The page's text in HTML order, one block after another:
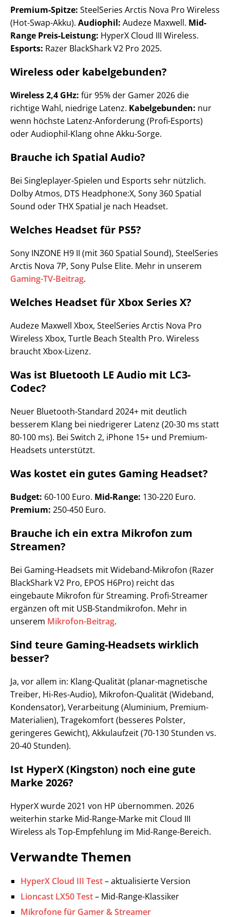
Premium-Spitze: SteelSeries Arctis Nova Pro Wireless
(Hot-Swap-Akku). Audiophil: Audeze Maxwell. Mid-
Range Preis-Leistung: HyperX Cloud III Wireless.
Esports: Razer BlackShark V2 Pro 2025.
Wireless oder kabelgebunden?
Wireless 2,4 GHz: für 95% der Gamer 2026 die
richtige Wahl, niedrige Latenz. Kabelgebunden: nur
wenn höchste Latenz-Anforderung (Profi-Esports)
oder Audiophil-Klang ohne Akku-Sorge.
Brauche ich Spatial Audio?
Bei Singleplayer-Spielen und Esports sehr nützlich.
Dolby Atmos, DTS Headphone:X, Sony 360 Spatial
Sound oder THX Spatial je nach Headset.
Welches Headset für PS5?
Sony INZONE H9 II (mit 360 Spatial Sound), SteelSeries
Arctis Nova 7P, Sony Pulse Elite. Mehr in unserem
Gaming-TV-Beitrag.
Welches Headset für Xbox Series X?
Audeze Maxwell Xbox, SteelSeries Arctis Nova Pro
Wireless Xbox, Turtle Beach Stealth Pro. Wireless
braucht Xbox-Lizenz.
Was ist Bluetooth LE Audio mit LC3-
Codec?
Neuer Bluetooth-Standard 2024+ mit deutlich
besserem Klang bei niedrigerer Latenz (20-30 ms statt
80-100 ms). Bei Switch 2, iPhone 15+ und Premium-
Headsets unterstützt.
Was kostet ein gutes Gaming Headset?
Budget: 60-100 Euro. Mid-Range: 130-220 Euro.
Premium: 250-450 Euro.
Brauche ich ein extra Mikrofon zum
Streamen?
Bei Gaming-Headsets mit Wideband-Mikrofon (Razer
BlackShark V2 Pro, EPOS H6Pro) reicht das
eingebaute Mikrofon für Streaming. Profi-Streamer
ergänzen oft mit USB-Standmikrofon. Mehr in
unserem Mikrofon-Beitrag.
Sind teure Gaming-Headsets wirklich
besser?
Ja, vor allem in: Klang-Qualität (planar-magnetische
Treiber, Hi-Res-Audio), Mikrofon-Qualität (Wideband,
Kondensator), Verarbeitung (Aluminium, Premium-
Materialien), Tragekomfort (besseres Polster,
geringeres Gewicht), Akkulaufzeit (70-130 Stunden vs.
20-40 Stunden).
Ist HyperX (Kingston) noch eine gute
Marke 2026?
HyperX wurde 2021 von HP übernommen. 2026
weiterhin starke Mid-Range-Marke mit Cloud III
Wireless als Top-Empfehlung im Mid-Range-Bereich.
Verwandte Themen
HyperX Cloud III Test– aktualisierte Version
Lioncast LX50 Test– Mid-Range-Klassiker
Mikrofone für Gamer & Streamer